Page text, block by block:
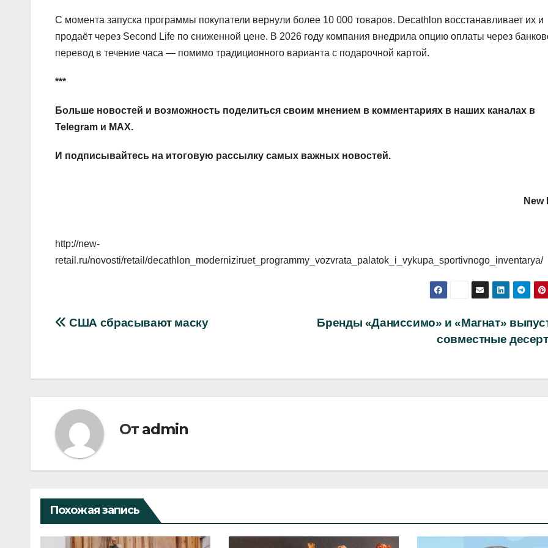
С момента запуска программы покупатели вернули более 10 000 товаров. Decathlon восстанавливает их и
продаёт через Second Life по сниженной цене. В 2026 году компания внедрила опцию оплаты через
перевод в течение часа — помимо традиционного варианта с подарочной картой.
***
Больше новостей и возможность поделиться своим мнением в комментариях в наших каналах в
Telegram и MAX.
И подписывайтесь на итоговую рассылку самых важных новостей.
New
http://new-
retail.ru/novosti/retail/decathlon_moderniziruet_programmy_vozvrata_palatok_i_vykupa_sportivnogo_inventarya/
Навигация
записям
Бренды «Даниссимо» и «Магнат»
совместные
CША сбрасывают маску
От admin
Похожая запись